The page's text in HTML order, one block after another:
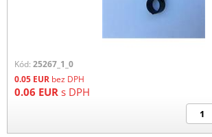
Kód: 25267_1_0
0.05 EUR bez DPH
0.06 EUR s DPH